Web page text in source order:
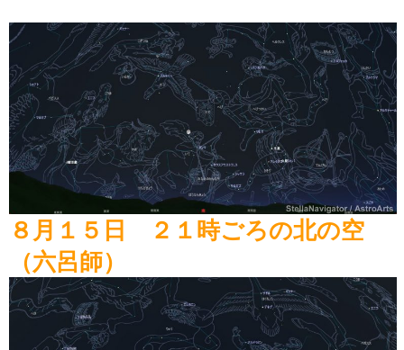
８月１５日 ２１時ごろの北の空
（六呂師）